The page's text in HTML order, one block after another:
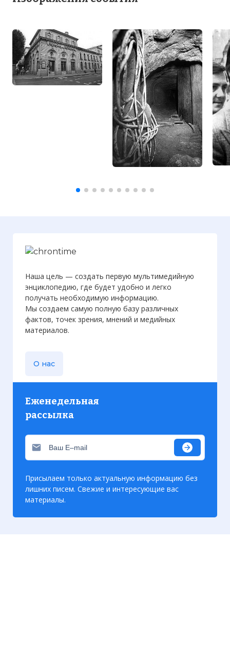
Наша цель — создать первую мультимедийную
энциклопедию, где будет удобно и легко
получать необходимую информацию.
Мы создаем самую полную базу различных
фактов, точек зрения, мнений и медийных
материалов.
О нас
Еженедельная
рассылка
Присылаем только актуальную информацию без
лишних писем. Свежие и интересующие вас
материалы.